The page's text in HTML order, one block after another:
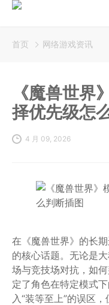
首页 网络游戏资讯
《魔兽世界
择优先级怎
4 月 09, 2026
在《魔兽世界》的长
的核心话题。无论是
场与竞技场对抗，如
定了角色在特定模式
入“装等至上”的误区